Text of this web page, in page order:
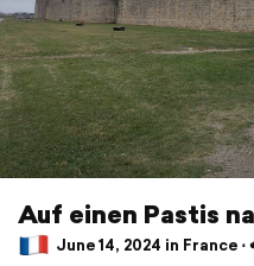
Auf einen Pastis
June 14, 2024 in France ⋅